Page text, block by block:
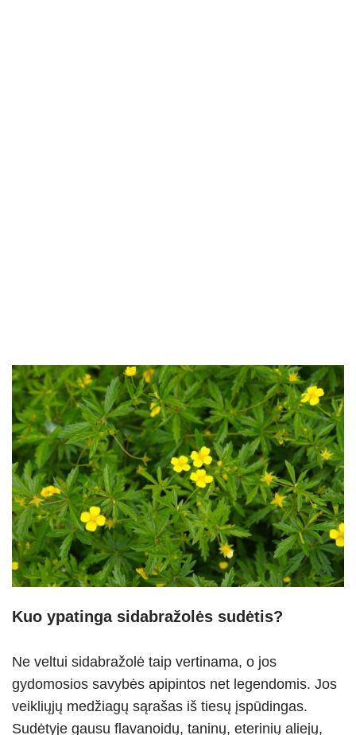
Kuo ypatinga sidabražolės sudėtis?
Ne veltui sidabražolė taip vertinama, o jos
gydomosios savybės apipintos net legendomis. Jos
veikliųjų medžiagų sąrašas iš tiesų įspūdingas.
Sudėtyje gausu flavanoidų, taninų, eterinių aliejų,